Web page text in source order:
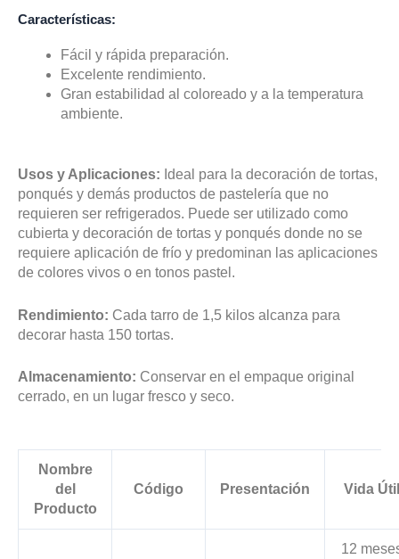
Características:
Fácil y rápida preparación.
Excelente rendimiento.
Gran estabilidad al coloreado y a la temperatura
ambiente.
Usos y Aplicaciones: Ideal para la decoración de tortas,
ponqués y demás productos de pastelería que no
requieren ser refrigerados. Puede ser utilizado como
cubierta y decoración de tortas y ponqués donde no se
requiere aplicación de frío y predominan las aplicaciones
de colores vivos o en tonos pastel.
Rendimiento: Cada tarro de 1,5 kilos alcanza para
decorar hasta 150 tortas.
Almacenamiento: Conservar en el empaque original
cerrado, en un lugar fresco y seco.
Nombre
del
Producto
Código Presentación Vida Útil
12